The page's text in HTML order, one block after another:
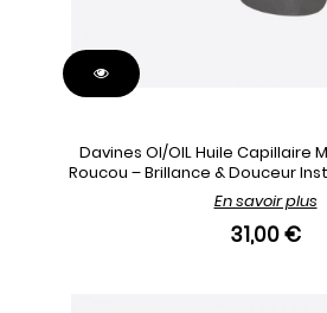
Davines OI/OIL Huile Capillaire
Roucou – Brillance & Douceur
En savoir plus
31,00 €